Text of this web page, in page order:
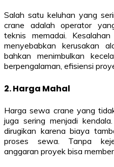
Salah satu keluhan yang
crane adalah operator
teknis memadai.
menyebabkan kerusakan
bahkan menimbulkan
berpengalaman, efisiensi
2. Harga Mahal
Harga sewa crane yang
juga sering menjadi
dirugikan karena biaya
proses sewa. Tanpa
anggaran proyek bisa